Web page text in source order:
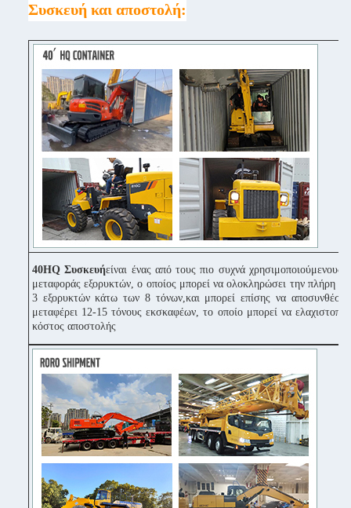
Συσκευή και αποστολή:
40HQ Συσκευήείναι ένας από τους πιο συχνά χρησιμοποιούμενους
μεταφοράς εξορυκτών, ο οποίος μπορεί να ολοκληρώσει την πλήρη
3 εξορυκτών κάτω των 8 τόνων,και μπορεί επίσης να
μεταφέρει 12-15 τόνους εκσκαφέων, το οποίο μπορεί να
κόστος αποστολής